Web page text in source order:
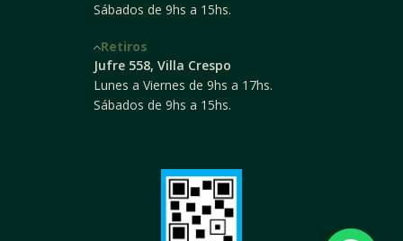
Sábados de 9hs a 15hs.
Retiros
Jufre 558, Villa Crespo
Lunes a Viernes de 9hs a 17hs.
Sábados de 9hs a 15hs.